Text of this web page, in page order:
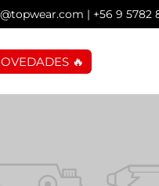
| +56 9 5782 8119
🔥